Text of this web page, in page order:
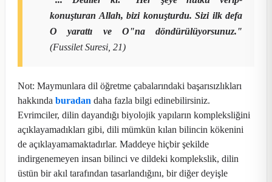
konuşturan Allah, bizi konuşturdu. Sizi ilk defa
O yarattı ve O"na döndürülüyorsunuz."
(Fussilet Suresi, 21)
Not: Maymunlara dil öğretme çabalarındaki başarısızlıkları
hakkında buradan daha fazla bilgi edinebilirsiniz.
Evrimciler, dilin dayandığı biyolojik yapıların kompleksliğini
açıklayamadıkları gibi, dili mümkün kılan bilincin kökenini
de açıklayamamaktadırlar. Maddeye hiçbir şekilde
indirgenemeyen insan bilinci ve dildeki komplekslik, dilin
üstün bir akıl tarafından tasarlandığını, bir diğer deyişle